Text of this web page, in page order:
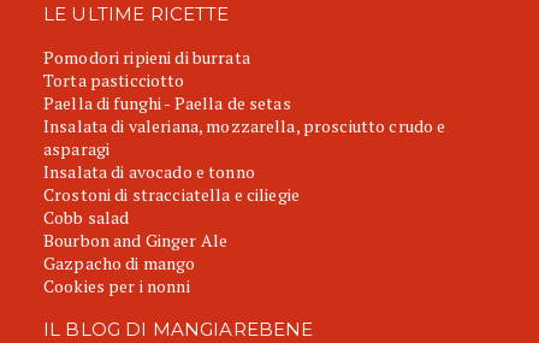
LE ULTIME RICETTE
Pomodori ripieni di burrata
Torta pasticciotto
Paella di funghi - Paella de setas
Insalata di valeriana, mozzarella, prosciutto crudo e
asparagi
Insalata di avocado e tonno
Crostoni di stracciatella e ciliegie
Cobb salad
Bourbon and Ginger Ale
Gazpacho di mango
Cookies per i nonni
IL BLOG DI MANGIAREBENE